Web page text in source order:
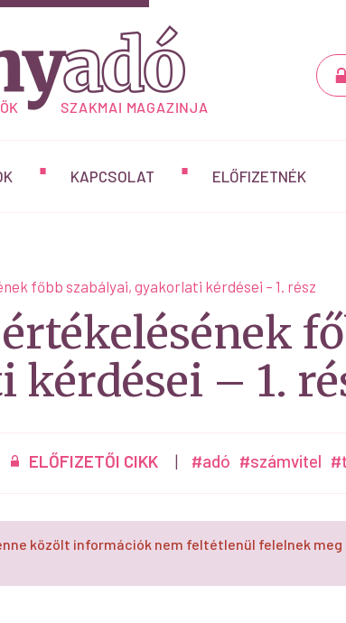
KAPCSOLAT ELŐFIZETNÉK
főbb szabályai, gyakorlati kérdései – 1. rész
– 1.
ELŐFIZETŐI CIKK | #adó #számvitel
közölt információk nem feltétlenül felelnek meg